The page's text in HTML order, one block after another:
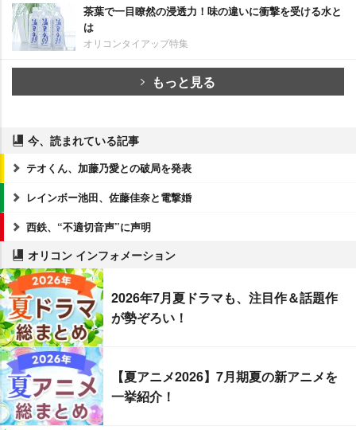
茶葉で一目瞭然の浸透力！味の違いに衝撃を受ける水と
は
オリコンタイアップ特集
もっと見る
今、読まれている記事
テオくん、加藤乃愛との破局を発表
レインボー池田、佐藤佳奈と電撃婚
西鉄、“不適切音声”に声明
オリコン インフォメーション
2026年7月夏ドラマも、注目作＆話題作
が勢ぞろい！
【夏アニメ2026】7月期夏の新アニメを
一挙紹介！